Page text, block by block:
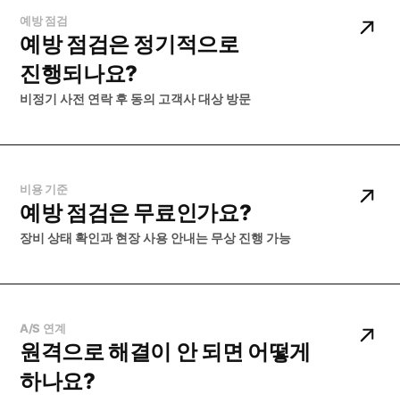
예방 점검
예방 점검은 정기적으로
진행되나요?
비정기 사전 연락 후 동의 고객사 대상 방문
비용 기준
예방 점검은 무료인가요?
장비 상태 확인과 현장 사용 안내는 무상 진행 가능
A/S 연계
원격으로 해결이 안 되면 어떻게
하나요?